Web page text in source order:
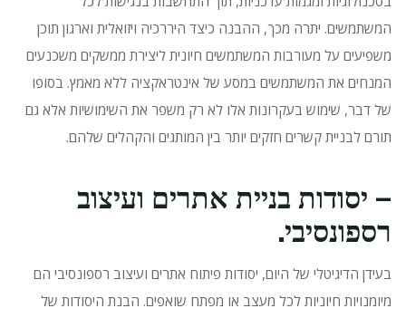
המשתמשים. יתרה מכך, ההבנה כיצד היררכיה ויזואלית וארגון תוכן
משפיעים על מעורבות המשתמשים חיונית ליצירת ממשקים משכנעים
המנחים את המשתמשים במסע של אינטראקציה ללא מאמץ. בסופו
של דבר, שימוש בעקרונות אלו לא רק משפר את השימושיות אלא גם
תורם לבניית קשרים חזקים יותר בין המותגים והקהלים שלהם.
– יסודות בניית אתרים ועיצוב
רספונסיבי.
בעידן הדיגיטלי של היום, יסודות פיתוח אתרים ועיצוב רספונסיבי הם
מיומנויות חיוניות לכל מעצב או מפתח שואפים. הבנת היסודות של